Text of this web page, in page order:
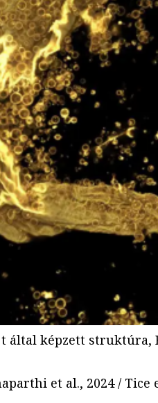
által képzett struktúra,
et al., 2024 / Tice